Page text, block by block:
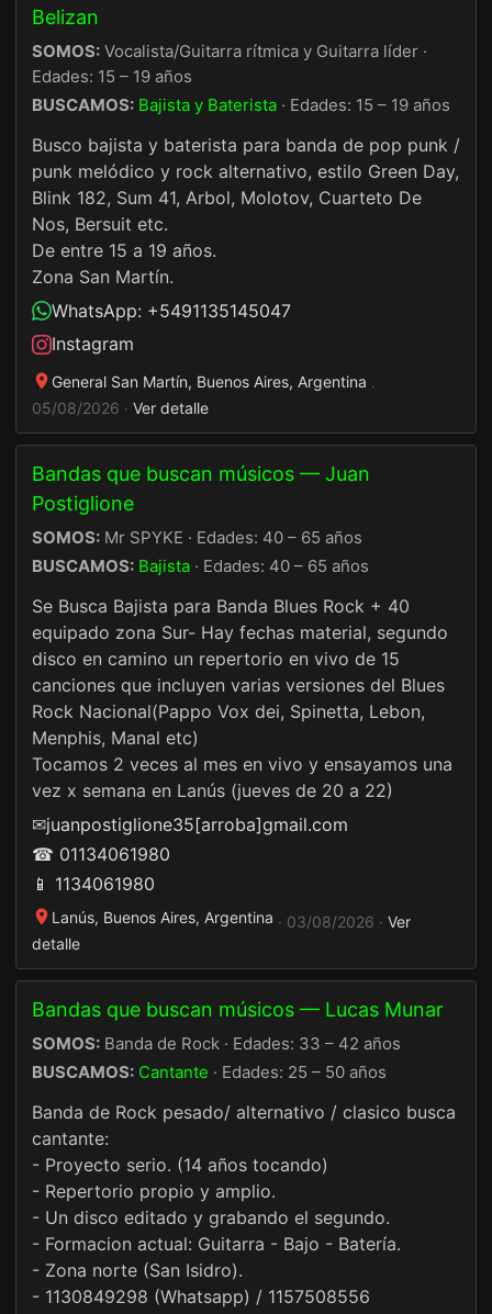
Belizan
SOMOS: Vocalista/Guitarra rítmica y Guitarra líder ·
Edades: 15 – 19 años
BUSCAMOS: Bajista y Baterista · Edades: 15 – 19 años
Busco bajista y baterista para banda de pop punk /
punk melódico y rock alternativo, estilo Green Day,
Blink 182, Sum 41, Arbol, Molotov, Cuarteto De
Nos, Bersuit etc.
De entre 15 a 19 años.
Zona San Martín.
WhatsApp: +5491135145047
Instagram
General San Martín, Buenos Aires, Argentina ·
05/08/2026 · Ver detalle
Bandas que buscan músicos — Juan
Postiglione
SOMOS: Mr SPYKE · Edades: 40 – 65 años
BUSCAMOS: Bajista · Edades: 40 – 65 años
Se Busca Bajista para Banda Blues Rock + 40
equipado zona Sur- Hay fechas material, segundo
disco en camino un repertorio en vivo de 15
canciones que incluyen varias versiones del Blues
Rock Nacional(Pappo Vox dei, Spinetta, Lebon,
Menphis, Manal etc)
Tocamos 2 veces al mes en vivo y ensayamos una
vez x semana en Lanús (jueves de 20 a 22)
✉juanpostiglione35[arroba]gmail.com
☎ 01134061980
📱 1134061980
Lanús, Buenos Aires, Argentina · 03/08/2026 · Ver
detalle
Bandas que buscan músicos — Lucas Munar
SOMOS: Banda de Rock · Edades: 33 – 42 años
BUSCAMOS: Cantante · Edades: 25 – 50 años
Banda de Rock pesado/ alternativo / clasico busca
cantante:
- Proyecto serio. (14 años tocando)
- Repertorio propio y amplio.
- Un disco editado y grabando el segundo.
- Formacion actual: Guitarra - Bajo - Batería.
- Zona norte (San Isidro).
- 1130849298 (Whatsapp) / 1157508556